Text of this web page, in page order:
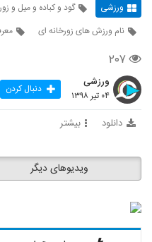
ورزشی گود و کباده و میل و
نام ورزش های زورخانه ای
۲۰۷
ورزشی
۰۴ تیر ۱۳۹۸ دنبال کردن
دانلود بیشتر
ویدیوهای دیگر